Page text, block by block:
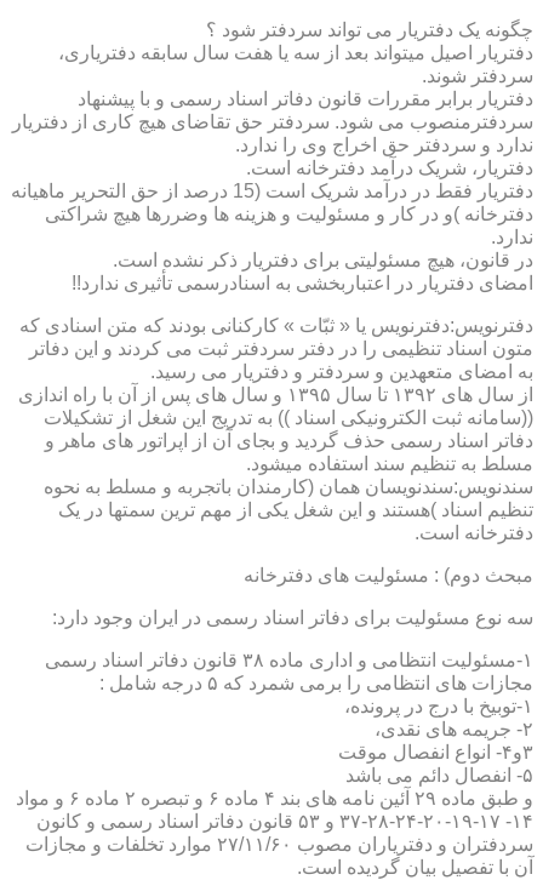
چگونه یک دفتریار می تواند سردفتر شود ؟
دفتریار اصیل میتواند بعد از سه یا هفت سال سابقه دفتریاری،
سردفتر شوند.
دفتریار برابر مقررات قانون دفاتر اسناد رسمی و با پیشنهاد
سردفترمنصوب می شود. سردفتر حق تقاضای هیچ کاری از دفتریار
ندارد و سردفتر حق اخراج وی را ندارد.
دفتریار، شریک درآمد دفترخانه است.
دفتریار فقط در درآمد شریک است (15 درصد از حق التحریر ماهیانه
دفترخانه )و در کار و مسئولیت و هزینه ها وضررها هیچ شراکتی
ندارد.
در قانون، هیچ مسئولیتی برای دفتریار ذکر نشده است.
امضای دفتریار در اعتباربخشی به اسنادرسمی تأثیری ندارد!!
دفترنویس:دفترنویس یا « ثبّات » کارکنانی بودند که متن اسنادی که
متون اسناد تنظیمی را در دفتر سردفتر ثبت می کردند و این دفاتر
به امضای متعهدین و سردفتر و دفتریار می رسید.
از سال های ۱۳۹۲ تا سال ۱۳۹۵ و سال های پس از آن با راه اندازی
((سامانه ثبت الکترونیکی اسناد )) به تدریج این شغل از تشکیلات
دفاتر اسناد رسمی حذف گردید و بجای آن از اپراتور های ماهر و
مسلط به تنظیم سند استفاده میشود.
سندنویس:سندنویسان همان (کارمندان باتجربه و مسلط به نحوه
تنظیم اسناد )هستند و این شغل یکی از مهم ترین سمتها در یک
دفترخانه است.
مبحث دوم) : مسئولیت های دفترخانه
سه نوع مسئولیت برای دفاتر اسناد رسمی در ایران وجود دارد:
۱-مسئولیت انتظامی و اداری ماده ۳۸ قانون دفاتر اسناد رسمی
مجازات های انتظامی را برمی شمرد که ۵ درجه شامل :
۱-توبیخ با درج در پرونده،
۲- جریمه های نقدی،
۳و۴- انواع انفصال موقت
۵- انفصال دائم می باشد
و طبق ماده ۲۹ آئین نامه های بند ۴ ماده ۶ و تبصره ۲ ماده ۶ و مواد
۱۴- ۱۷-۱۹-۲۰-۲۴-۲۸-۳۷ و ۵۳ قانون دفاتر اسناد رسمی و کانون
سردفتران و دفتریاران مصوب ۲۷/۱۱/۶۰ موارد تخلفات و مجازات
آن با تفصیل بیان گردیده است.